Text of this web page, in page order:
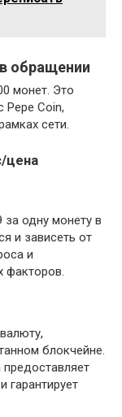
обращении
монет. Это
Pepe Coin,
сети.
цена
за одну монету в
и зависеть от
и
факторов.
блокчейне.
гарантирует